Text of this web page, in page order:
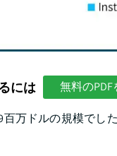
には 無料の
万ドルの規模でし